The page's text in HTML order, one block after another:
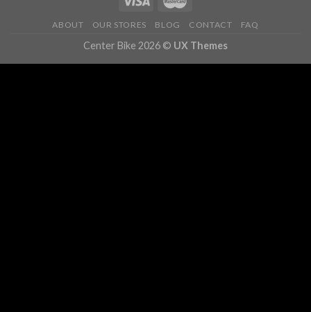
ABOUT OUR STORES BLOG CONTACT FAQ
Center Bike 2026 © UX Themes